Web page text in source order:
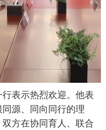
表示热烈欢迎。他表
源、同向同行的理
方在协同育人、联合